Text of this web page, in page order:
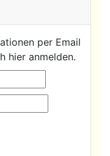
per Email
hier anmelden.